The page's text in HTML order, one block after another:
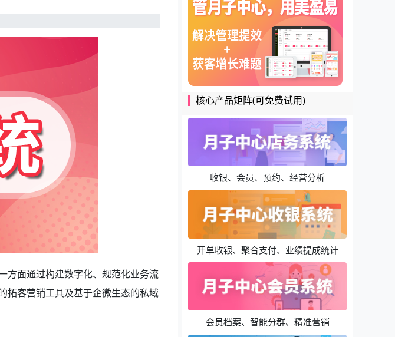
方面通过构建数字化、规范化业务流
拓客营销工具及基于企微生态的私域
核心产品矩阵(可免费试用)
收银、会员、预约、经营分析
开单收银、聚合支付、业绩提成统计
会员档案、智能分群、精准营销